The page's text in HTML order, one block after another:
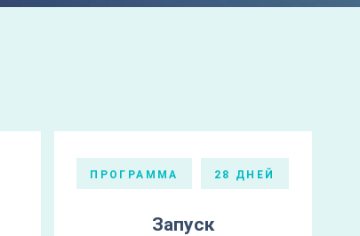
ПРОГРАММА 28 ДНЕЙ
Запуск